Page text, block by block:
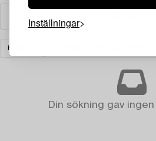
Inställningar
KONST
Din sökning gav